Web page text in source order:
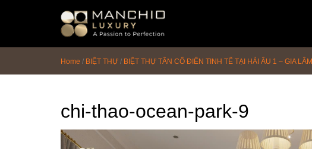
Home / BIỆT THỰ / BIỆT THỰ TÂN CỔ ĐIỂN TINH TẾ TẠI HẢI ÂU 1 – GIA LÂM
chi-thao-ocean-park-9